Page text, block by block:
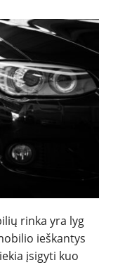
rinka yra lyg
ieškantys
įsigyti kuo